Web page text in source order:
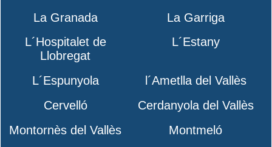
La Granada
La Garriga
L´Hospitalet de
Llobregat
L´Estany
L´Espunyola
l´Ametlla del Vallès
Cervelló
Cerdanyola del Vallès
Montornès del Vallès
Montmeló